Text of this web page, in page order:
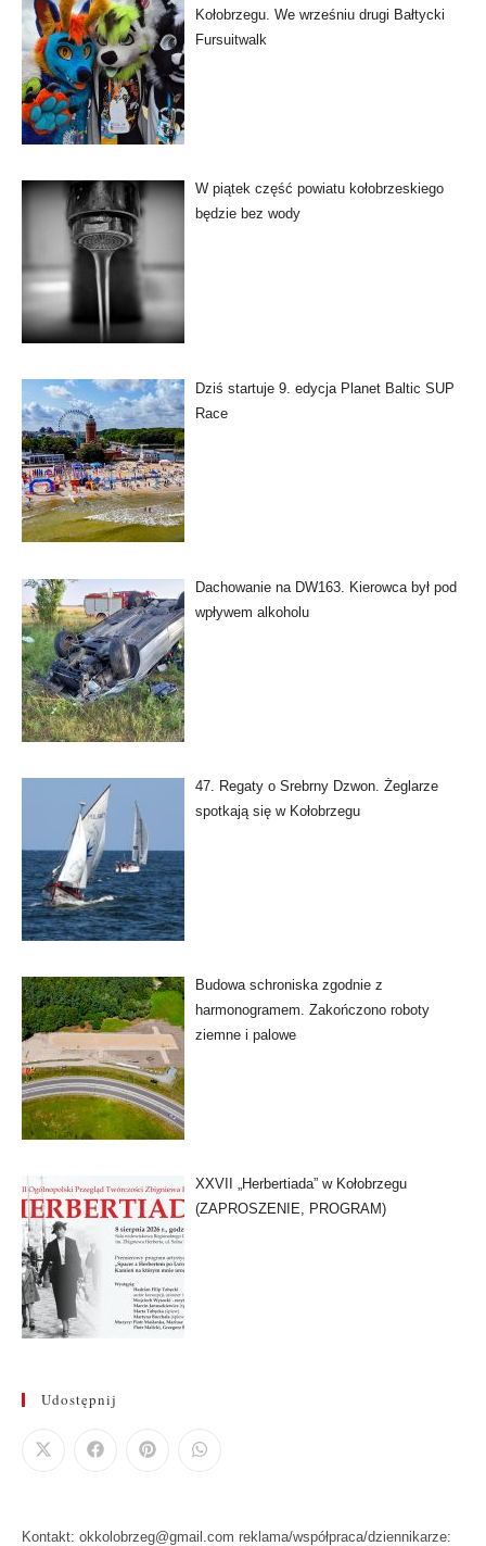
Kołobrzegu. We wrześniu drugi Bałtycki
Fursuitwalk
W piątek część powiatu kołobrzeskiego
będzie bez wody
Dziś startuje 9. edycja Planet Baltic SUP
Race
Dachowanie na DW163. Kierowca był pod
wpływem alkoholu
47. Regaty o Srebrny Dzwon. Żeglarze
spotkają się w Kołobrzegu
Budowa schroniska zgodnie z
harmonogramem. Zakończono roboty
ziemne i palowe
XXVII „Herbertiada” w Kołobrzegu
(ZAPROSZENIE, PROGRAM)
Udostępnij
Kontakt: okkolobrzeg@gmail.com reklama/współpraca/dziennikarze: